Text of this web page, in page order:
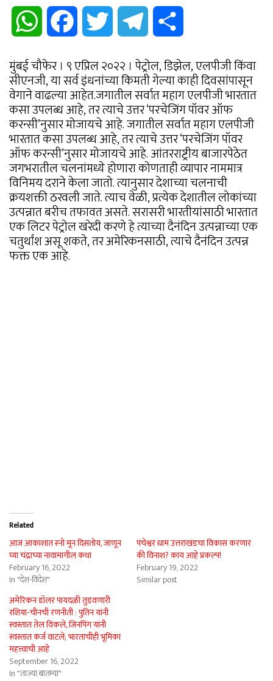
WhatsApp Facebook Twitter Telegram
मुंबई चौफेर । ९ एप्रिल २०२२ । पेट्रोल, डिझेल, एलपीजी किंवा
सीएनजी, या सर्व इंधनांच्या किमती गेल्या काही दिवसांपासून
वेगाने वाढल्या आहेत.जगातील सर्वात महाग एलपीजी भारतात
कसा उपलब्ध आहे, तर त्याचे उत्तर ‘परचेजिंग पॉवर ऑफ
करन्सी’नुसार मोजायचे आहे. जगातील सर्वात महाग एलपीजी
भारतात कसा उपलब्ध आहे, तर त्याचे उत्तर ‘परचेजिंग पॉवर
ऑफ करन्सी’नुसार मोजायचे आहे. आंतरराष्ट्रीय बाजारपेठेत
जगभरातील चलनांमध्ये होणारा कोणताही व्यापार नाममात्र
विनिमय दराने केला जातो. त्यानुसार देशाच्या चलनाची
क्रयशक्ती ठरवली जाते. त्याच वेळी, प्रत्येक देशातील लोकांच्या
उत्पन्नात बरीच तफावत असते. सरासरी भारतीयांसाठी भारतात
एक लिटर पेट्रोल खरेदी करणे हे त्याच्या दैनंदिन उत्पन्नाच्या एक
चतुर्थांश असू शकते, तर अमेरिकनसाठी, त्याचे दैनंदिन उत्पन्न
फक्त एक आहे.
Related
आज आकाशात स्नो मून दिसतोय, जाणून
घ्या चंद्राच्या नावामागील कथा
February 16, 2022
In "देश-विदेश"
पंचेश्वर धाम उत्तराखंडचा विकास करणार
की विनाश? काय आहे प्रकल्प!
February 19, 2022
Similar post
अमेरिकन डॉलर पायदळी तुडवणारी
रशिया-चीनची रणनीती : पुतिन यांनी
स्वस्तात तेल विकले, जिनपिंग यांनी
स्वस्तात कर्ज वाटले; भारताचीही भूमिका
महत्त्वाची आहे
September 16, 2022
In "ताज्या बातम्या"